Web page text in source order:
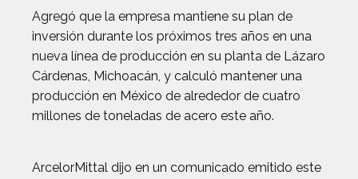
Agregó que la empresa mantiene su plan de
inversión durante los próximos tres años en una
nueva línea de producción en su planta de Lázaro
Cárdenas, Michoacán, y calculó mantener una
producción en México de alrededor de cuatro
millones de toneladas de acero este año.
ArcelorMittal dijo en un comunicado emitido este